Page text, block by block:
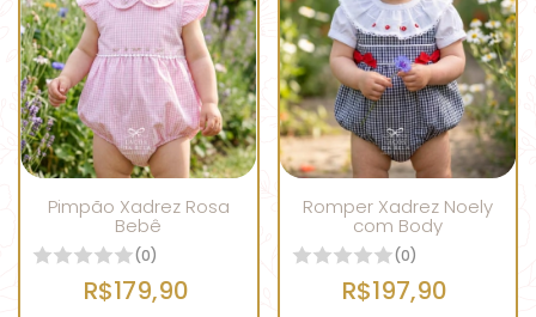
Pimpão Xadrez Rosa
Bebê
(0)
R$179,90
Romper Xadrez Noely
com Body
(0)
R$197,90